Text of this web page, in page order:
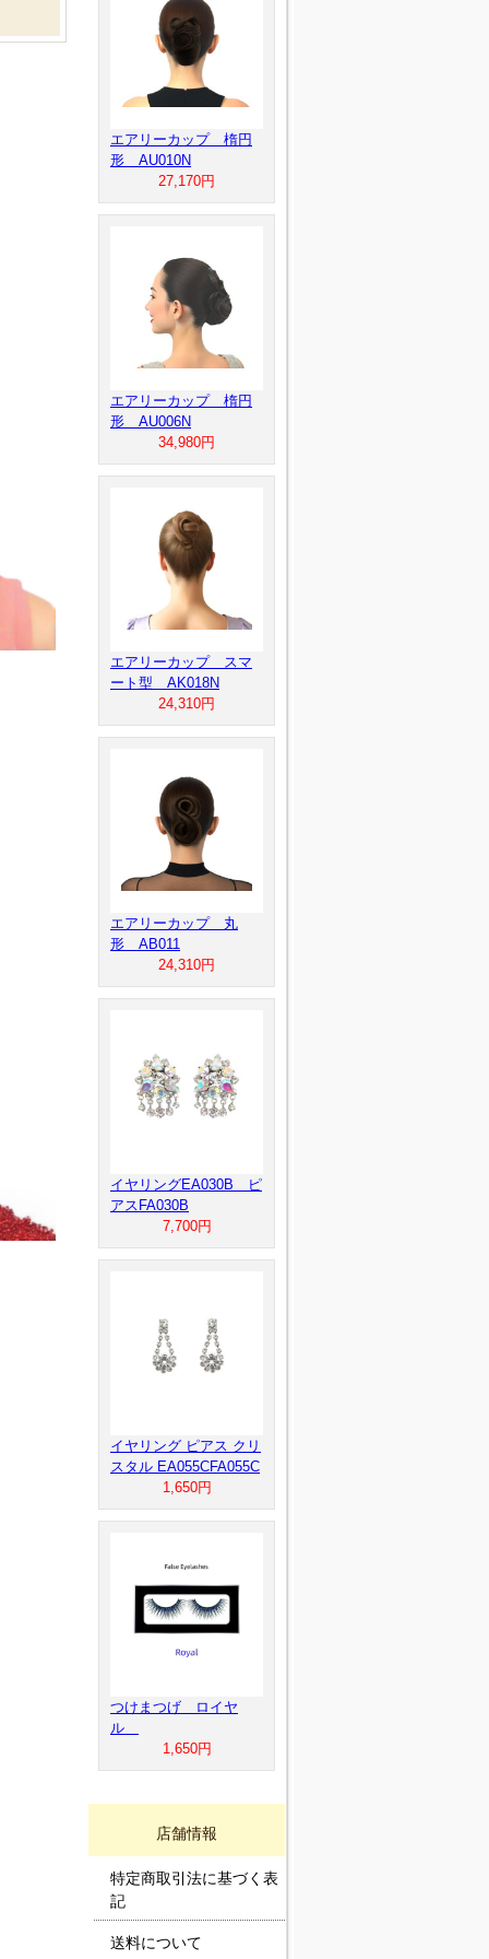
エアリーカップ 楕円
形 AU010N
27,170円
エアリーカップ 楕円
形 AU006N
34,980円
エアリーカップ スマ
ート型 AK018N
24,310円
エアリーカップ 丸
形 AB011
24,310円
イヤリングEA030B ピ
アスFA030B
7,700円
イヤリング ピアス クリ
スタル EA055CFA055C
1,650円
つけまつげ ロイヤ
ル
1,650円
店舗情報
特定商取引法に基づく表
記
送料について